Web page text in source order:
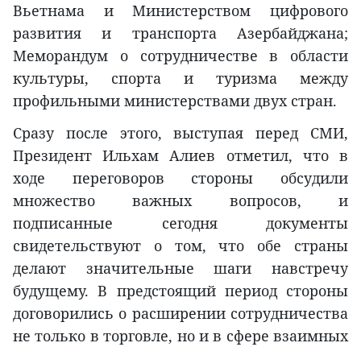
Вьетнама и Министерством цифрового
развития и транспорта Азербайджана;
Меморандум о сотрудничестве в области
культуры, спорта и туризма между
профильными министерствами двух стран.
Сразу после этого, выступая перед СМИ,
Президент Ильхам Алиев отметил, что в
ходе переговоров стороны обсудили
множество важных вопросов, и
подписанные сегодня документы
свидетельствуют о том, что обе страны
делают значительные шаги навстречу
будущему. В предстоящий период стороны
договорились о расширении сотрудничества
не только в торговле, но и в сфере взаимных